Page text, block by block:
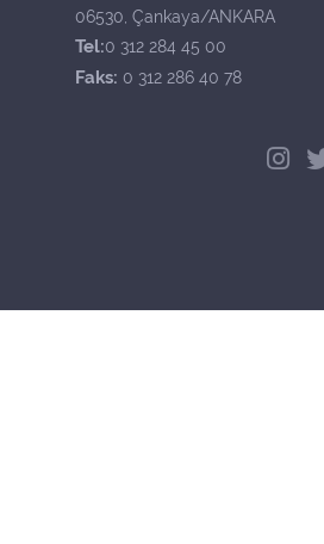
06530, Çankaya/ANKARA
Tel:0 312 284 45 00
Faks: 0 312 286 40 78